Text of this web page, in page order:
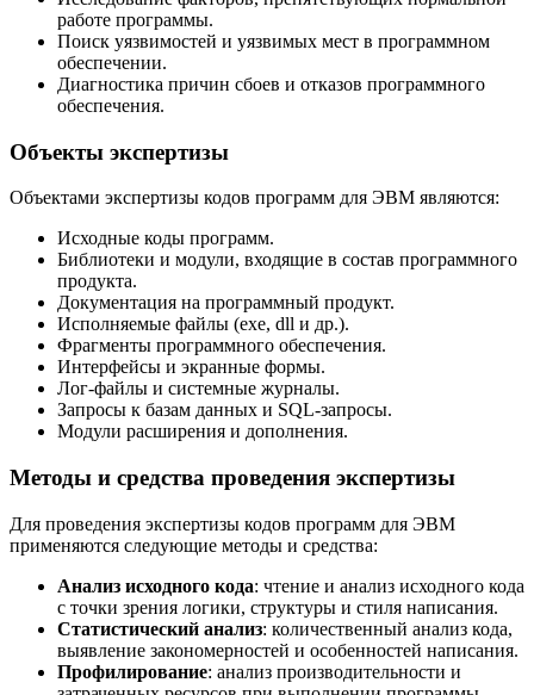
работе программы.
Поиск уязвимостей и уязвимых мест в программном
обеспечении.
Диагностика причин сбоев и отказов программного
обеспечения.
Объекты экспертизы
Объектами экспертизы кодов программ для ЭВМ являются:
Исходные коды программ.
Библиотеки и модули, входящие в состав программного
продукта.
Документация на программный продукт.
Исполняемые файлы (exe, dll и др.).
Фрагменты программного обеспечения.
Интерфейсы и экранные формы.
Лог-файлы и системные журналы.
Запросы к базам данных и SQL-запросы.
Модули расширения и дополнения.
Методы и средства проведения экспертизы
Для проведения экспертизы кодов программ для ЭВМ
применяются следующие методы и средства:
Анализ исходного кода: чтение и анализ исходного кода
с точки зрения логики, структуры и стиля написания.
Статистический анализ: количественный анализ кода,
выявление закономерностей и особенностей написания.
Профилирование: анализ производительности и